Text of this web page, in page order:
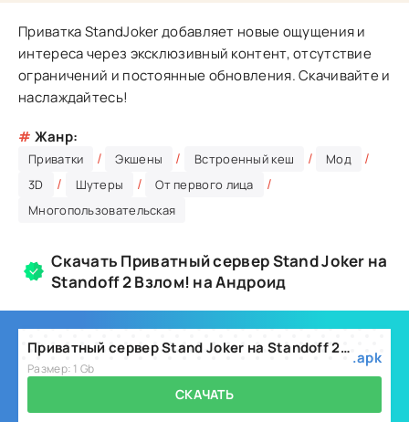
Приватка StandJoker добавляет новые ощущения и
интереса через эксклюзивный контент, отсутствие
ограничений и постоянные обновления. Скачивайте и
наслаждайтесь!
# Жанр:
Приватки / Экшены / Встроенный кеш / Мод /
3D / Шутеры / От первого лица /
Многопользовательская
Скачать Приватный сервер Stand Joker на
Standoff 2 Взлом! на Андроид
Приватный сервер Stand Joker на Standoff 2 v1.3
Размер: 1 Gb
.apk
СКАЧАТЬ